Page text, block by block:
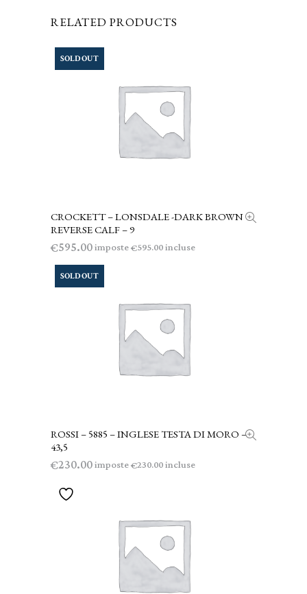
RELATED PRODUCTS
SOLD OUT
LEGGI TUTTO
CROCKETT – LONSDALE -DARK BROWN
REVERSE CALF – 9
€595.00imposte€595.00incluse
SOLD OUT
LEGGI TUTTO
ROSSI – 5885 – INGLESE TESTA DI MORO –
43,5
€230.00imposte€230.00incluse